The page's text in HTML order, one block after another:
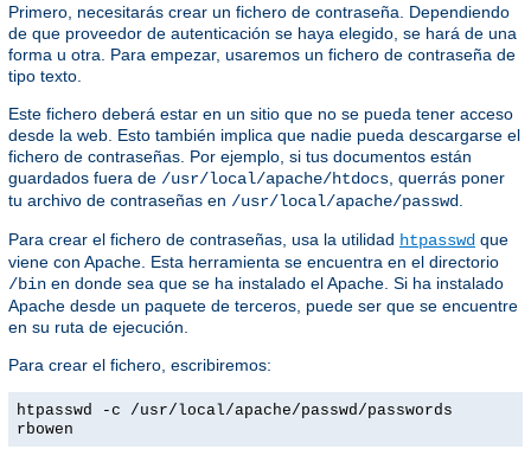
Primero, necesitarás crear un fichero de contraseña. Dependiendo
de que proveedor de autenticación se haya elegido, se hará de una
forma u otra. Para empezar, usaremos un fichero de contraseña de
tipo texto.
Este fichero deberá estar en un sitio que no se pueda tener acceso
desde la web. Esto también implica que nadie pueda descargarse el
fichero de contraseñas. Por ejemplo, si tus documentos están
guardados fuera de /usr/local/apache/htdocs , querrás poner
tu archivo de contraseñas en /usr/local/apache/passwd
Para crear el fichero de contraseñas, usa la utilidad htpasswd que
viene con Apache. Esta herramienta se encuentra en el directorio
/bin en donde sea que se ha instalado el Apache. Si ha instalado
Apache desde un paquete de terceros, puede ser que se encuentre
en su ruta de ejecución.
Para crear el fichero, escribiremos:
htpasswd -c /usr/local/apache/passwd/passwords
rbowen